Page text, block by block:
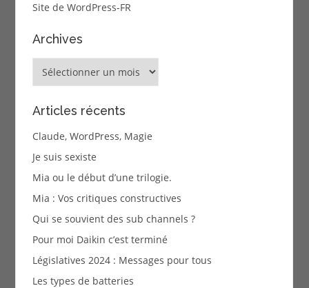
Site de WordPress-FR
Archives
Articles récents
Claude, WordPress, Magie
Je suis sexiste
Mia ou le début d’une trilogie.
Mia : Vos critiques constructives
Qui se souvient des sub channels ?
Pour moi Daikin c’est terminé
Législatives 2024 : Messages pour tous
Les types de batteries